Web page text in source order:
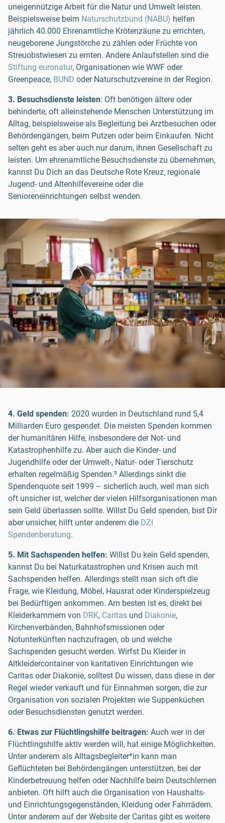
uneigennützige Arbeit für die Natur und Umwelt leisten.
Beispielsweise beim Naturschutzbund (NABU) helfen
jährlich 40.000 Ehrenamtliche Krötenzäune zu errichten,
neugeborene Jungstörche zu zählen oder Früchte von
Streuobstwiesen zu ernten. Andere Anlaufstellen sind die
Stiftung euronatur, Organisationen wie WWF oder
Greenpeace, BUND oder Naturschutzvereine in der Region.
3. Besuchsdienste leisten: Oft benötigen ältere oder
behinderte, oft alleinstehende Menschen Unterstützung im
Alltag, beispielsweise als Begleitung bei Arztbesuchen oder
Behördengängen, beim Putzen oder beim Einkaufen. Nicht
selten geht es aber auch nur darum, ihnen Gesellschaft zu
leisten. Um ehrenamtliche Besuchsdienste zu übernehmen,
kannst Du Dich an das Deutsche Rote Kreuz, regionale
Jugend- und Altenhilfevereine oder die
Senioreneinrichtungen selbst wenden.
4. Geld spenden: 2020 wurden in Deutschland rund 5,4
Milliarden Euro gespendet. Die meisten Spenden kommen
der humanitären Hilfe, insbesondere der Not- und
Katastrophenhilfe zu. Aber auch die Kinder- und
Jugendhilfe oder der Umwelt-, Natur- oder Tierschutz
erhalten regelmäßig Spenden.³ Allerdings sinkt die
Spendenquote seit 1999 – sicherlich auch, weil man sich
oft unsicher ist, welcher der vielen Hilfsorganisationen man
sein Geld überlassen sollte. Willst Du Geld spenden, bist Dir
aber unsicher, hilft unter anderem die DZI
Spendenberatung.
5. Mit Sachspenden helfen: Willst Du kein Geld spenden,
kannst Du bei Naturkatastrophen und Krisen auch mit
Sachspenden helfen. Allerdings stellt man sich oft die
Frage, wie Kleidung, Möbel, Hausrat oder Kinderspielzeug
bei Bedürftigen ankommen. Am besten ist es, direkt bei
Kleiderkammern von DRK, Caritas und Diakonie,
Kirchenverbänden, Bahnhofsmissionen oder
Notunterkünften nachzufragen, ob und welche
Sachspenden gesucht werden. Wirfst Du Kleider in
Altkleidercontainer von karitativen Einrichtungen wie
Caritas oder Diakonie, solltest Du wissen, dass diese in der
Regel wieder verkauft und für Einnahmen sorgen, die zur
Organisation von sozialen Projekten wie Suppenküchen
oder Besuchsdiensten genutzt werden.
6. Etwas zur Flüchtlingshilfe beitragen: Auch wer in der
Flüchtlingshilfe aktiv werden will, hat einige Möglichkeiten.
Unter anderem als Alltagsbegleiter*in kann man
Geflüchteten bei Behördengängen unterstützen, bei der
Kinderbetreuung helfen oder Nachhilfe beim Deutschlernen
anbieten. Oft hilft auch die Organisation von Haushalts-
und Einrichtungsgegenständen, Kleidung oder Fahrrädern.
Unter anderem auf der Website der Caritas gibt es weitere